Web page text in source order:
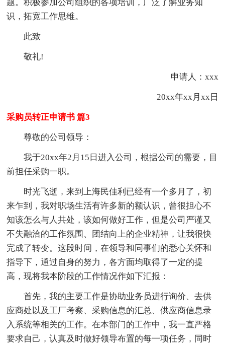
题。积极参加公司组织的各项培训，广泛了解业务知
识，拓宽工作思维。
此致
敬礼!
申请人：xxx
20xx年xx月xx日
采购员转正申请书 篇3
尊敬的公司领导：
我于20xx年2月15日进入公司，根据公司的需要，目
前担任采购一职。
时光飞逝，来到上海民佳利已经有一个多月了，初
来乍到，我对职场生活有许多新的额认识，曾很担心不
知该怎么与人共处，该如何做好工作，但是公司严谨又
不失融洽的工作氛围、团结向上的企业精神，让我很快
完成了转变。这段时间，在领导和同事们的悉心关怀和
指导下，通过自身的努力，各方面均取得了一定的提
高，现将我本阶段的工作情况作如下汇报：
首先，我的主要工作是协助业务员进行询价、去供
应商处以及工厂考察、采购信息的汇总、供应商信息录
入系统等相关的工作。在本部门的工作中，我一直严格
要求自己，认真及时做好领导布置的每一项任务，同时